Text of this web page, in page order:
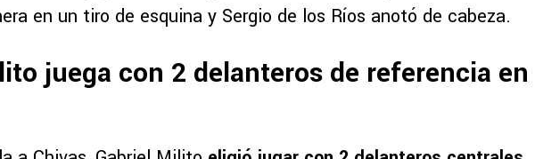
en un tiro de esquina y Sergio de los Ríos anotó de cabeza.
juega con 2 delanteros de referencia en